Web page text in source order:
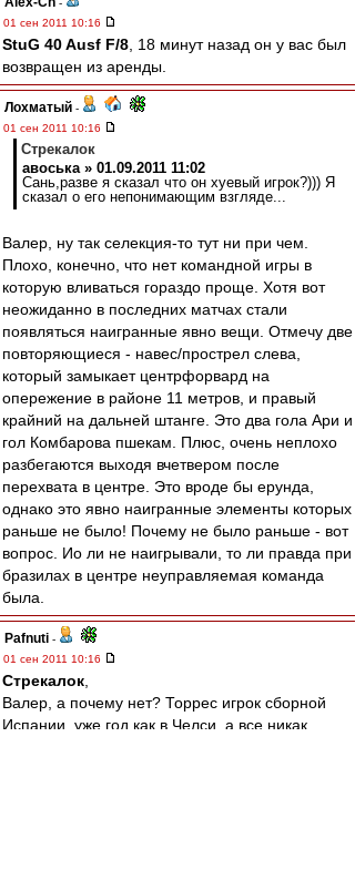
-
01 сен 2011 10:16
StuG 40 Ausf F/8 , 18 минут назад он у вас был
возвращен из аренды.
Лохматый -
01 сен 2011 10:16
Стрекалок
авоська » 01.09.2011 11:02
Сань,разве я сказал что он хуевый игрок?))) Я
сказал о его непонимающим взгляде...
Валер, ну так селекция-то тут ни при чем.
Плохо, конечно, что нет командной игры в
которую вливаться гораздо проще. Хотя вот
неожиданно в последних матчах стали
появляться наигранные явно вещи. Отмечу две
повторяющиеся - навес/прострел слева,
который замыкает центрфорвард на
опережение в районе 11 метров, и правый
крайний на дальней штанге. Это два гола Ари и
гол Комбарова пшекам. Плюс, очень неплохо
разбегаются выходя вчетвером после
перехвата в центре. Это вроде бы ерунда,
однако это явно наигранные элементы которых
раньше не было! Почему не было раньше - вот
вопрос. Ио ли не наигрывали, то ли правда при
бразилах в центре неуправляемая команда
была.
Pafnuti -
01 сен 2011 10:16
Стрекалок
Валер, а почему нет? Торрес игрок сборной
Испании, уже год как в Челси, а все никак...